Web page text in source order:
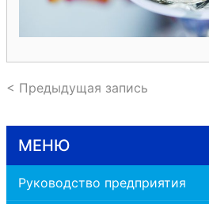
< Предыдущая запись
МЕНЮ
Руководство предприятия